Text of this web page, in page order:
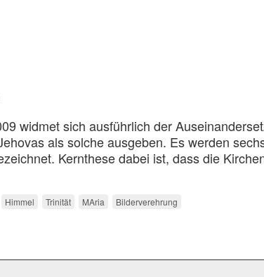
widmet sich ausführlich der
als solche ausgeben. Es werden
Kernthese dabei ist, dass die
Himmel Trinität MAria Bilderverehrung